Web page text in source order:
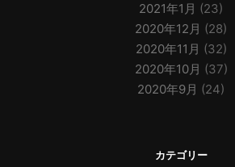
2021年1月 (23)
2020年12月 (28)
2020年11月 (32)
2020年10月 (37)
2020年9月 (24)
カテゴリー